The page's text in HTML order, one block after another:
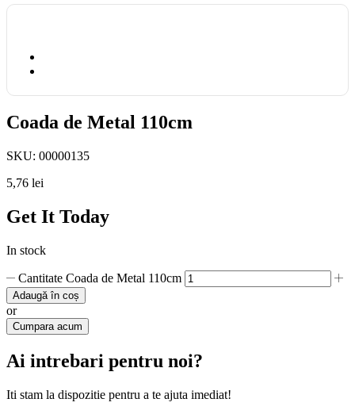
Coada de Metal 110cm
SKU: 00000135
5,76 lei
Get It Today
In stock
Cantitate Coada de Metal 110cm
Adaugă în coș
or
Cumpara acum
Ai intrebari pentru noi?
Iti stam la dispozitie pentru a te ajuta imediat!